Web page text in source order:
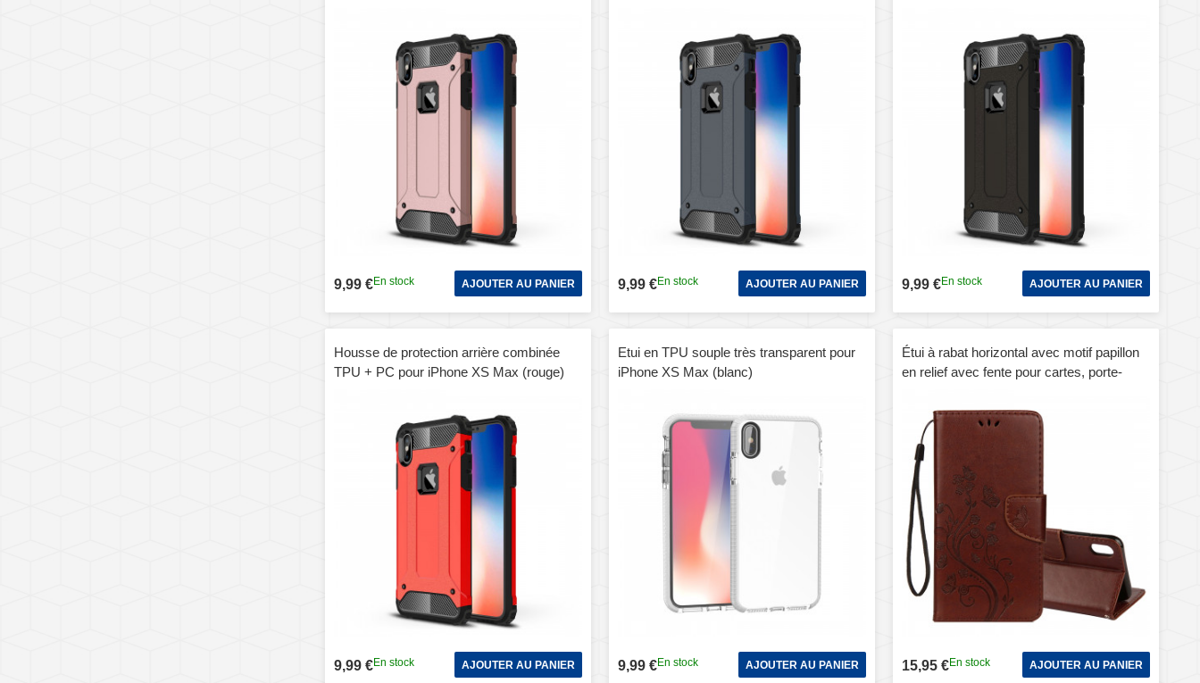
9,99 €En stock AJOUTER AU PANIER 9,99 €En stock AJOUTER AU PANIER 9,99 €En stock AJOUTER AU PANIER
Housse de protection arrière combinée
TPU + PC pour iPhone XS Max (rouge)
9,99 €En stock AJOUTER AU PANIER
Etui en TPU souple très transparent pour
iPhone XS Max (blanc)
9,99 €En stock AJOUTER AU PANIER
Étui à rabat horizontal avec motif papillon
en relief avec fente pour cartes, porte-
iPhone XS Max (marron)
15,95 €En stock AJOUTER AU PANIER